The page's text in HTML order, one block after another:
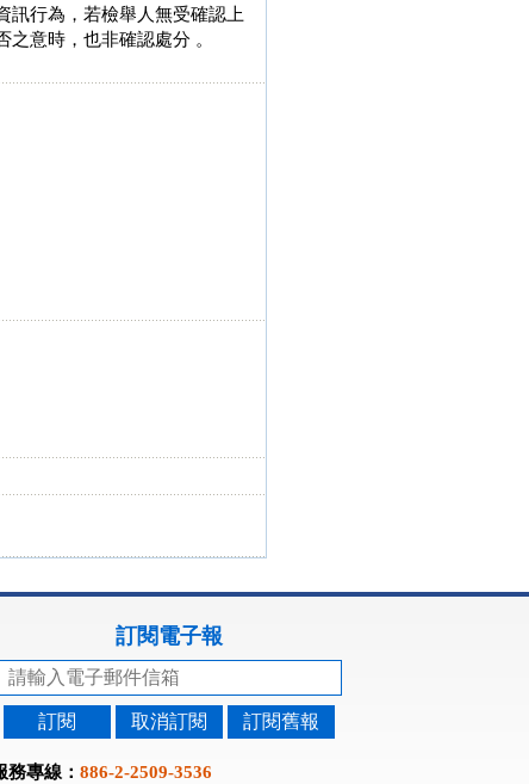
訊行為，若檢舉人無受確認上
意時，也非確認處分 。
訂閱電子報
訂閱 取消訂閱 訂閱舊報
務專線： 886-2-2509-3536